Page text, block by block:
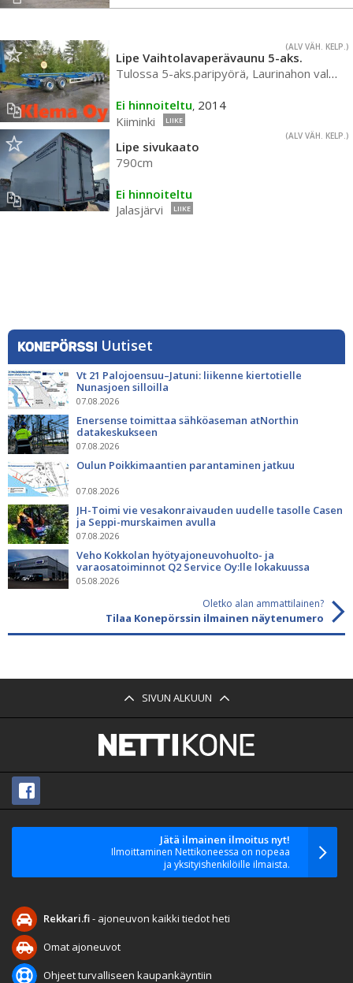
(ALV VÄH. KELP.)
Lipe Vaihtolavaperävaunu 5-aks.
Tulossa 5-aks.paripyörä, Laurinahon valmistama
Ei hinnoiteltu, 2014
Kiiminki
LIIKE
(ALV VÄH. KELP.)
Lipe sivukaato
790cm
Ei hinnoiteltu
Jalasjärvi
LIIKE
Uutiset
Vt 21 Palojoensuu–Jatuni: liikenne kiertotielle
Nunasjoen silloilla
07.08.2026
Enersense toimittaa sähköaseman atNorthin
datakeskukseen
07.08.2026
Oulun Poikkimaantien parantaminen jatkuu
07.08.2026
JH-Toimi vie vesakonraivauden uudelle tasolle Casen
ja Seppi-murskaimen avulla
07.08.2026
Veho Kokkolan hyötyajoneuvohuolto- ja
varaosatoiminnot Q2 Service Oy:lle lokakuussa
05.08.2026
Oletko alan ammattilainen?
Tilaa Konepörssin ilmainen näytenumero
SIVUN ALKUUN
Jätä ilmainen ilmoitus nyt!
Ilmoittaminen Nettikoneessa on nopeaa
ja yksityishenkilöille ilmaista.
Rekkari.fi- ajoneuvon kaikki tiedot heti
Omat ajoneuvot
Ohjeet turvalliseen kaupankäyntiin